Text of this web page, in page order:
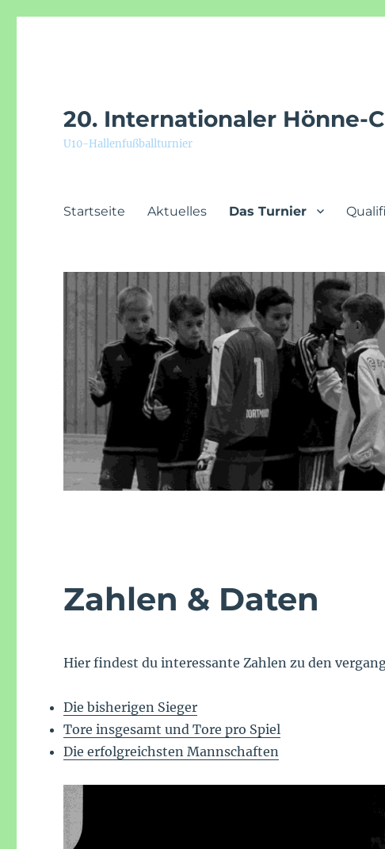
20. Internationaler Hönne-
U10-Hallenfußballturnier
Startseite Aktuelles Das Turnier
Zahlen & Daten
Hier findest du interessante Zahlen zu den
Die bisherigen Sieger
Tore insgesamt und Tore pro Spiel
Die erfolgreichsten Mannschaften